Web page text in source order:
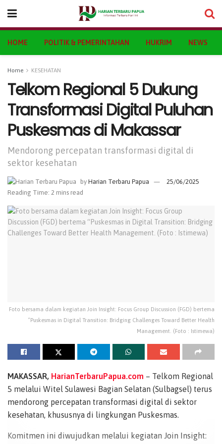
HOME POLITIK & PEMERINTAHAN HUKRIM NEWS
Home KESEHATAN
Telkom Regional 5 Dukung
Transformasi Digital Puluhan
Puskesmas di Makassar
Mendorong percepatan transformasi digital di
sektor kesehatan
by Harian Terbaru Papua
25/06/2025
Reading Time: 2 mins read
Foto bersama dalam kegiatan Join Insight: Focus Group Discussion (FGD) bertema
“Puskesmas in Digital Transition: Bridging Challenges Toward Better Health
Management. (Foto : Istimewa)
MAKASSAR, HarianTerbaruPapua.com – Telkom Regional
5 melalui Witel Sulawesi Bagian Selatan (Sulbagsel) terus
mendorong percepatan transformasi digital di sektor
kesehatan, khususnya di lingkungan Puskesmas.
Komitmen ini diwujudkan melalui kegiatan Join Insight: